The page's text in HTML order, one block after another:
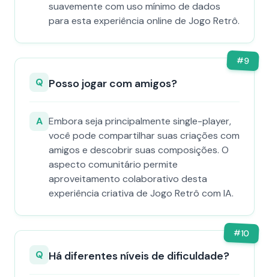
suavemente com uso mínimo de dados
para esta experiência online de Jogo Retrô.
#9
Q Posso jogar com amigos?
A Embora seja principalmente single-player,
você pode compartilhar suas criações com
amigos e descobrir suas composições. O
aspecto comunitário permite
aproveitamento colaborativo desta
experiência criativa de Jogo Retrô com IA.
#10
Q Há diferentes níveis de dificuldade?